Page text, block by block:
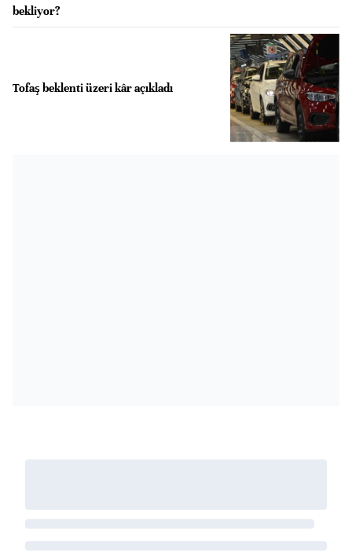
bekliyor?
Tofaş beklenti üzeri kâr açıkladı